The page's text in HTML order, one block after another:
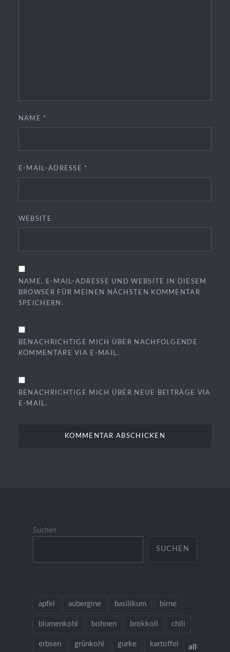
NAME *
E-MAIL-ADRESSE *
WEBSITE
NAME, E-MAIL-ADRESSE UND WEBSITE IN DIESEM
BROWSER FÜR MEINEN NÄCHSTEN KOMMENTAR
SPEICHERN.
BENACHRICHTIGE MICH ÜBER NACHFOLGENDE
KOMMENTARE VIA E-MAIL.
BENACHRICHTIGE MICH ÜBER NEUE BEITRÄGE VIA
E-MAIL.
Suchen
SUCHEN
apfel aubergine basilikum birne
blumenkohl bohnen brokkoli chili
erbsen grünkohl gurke kartoffel